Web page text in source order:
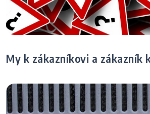
My k zákazníkovi a zákazník